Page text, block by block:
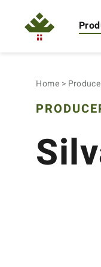
Home